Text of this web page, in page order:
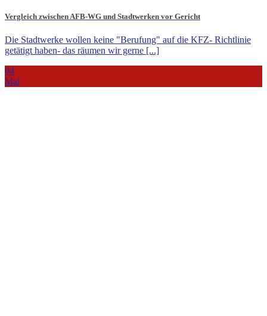
Vergleich zwischen AFB-WG und Stadtwerken vor Gericht
Die Stadtwerke wollen keine "Berufung" auf die KFZ- Richtlinie
getätigt haben- das räumen wir gerne [...]
04
Mai